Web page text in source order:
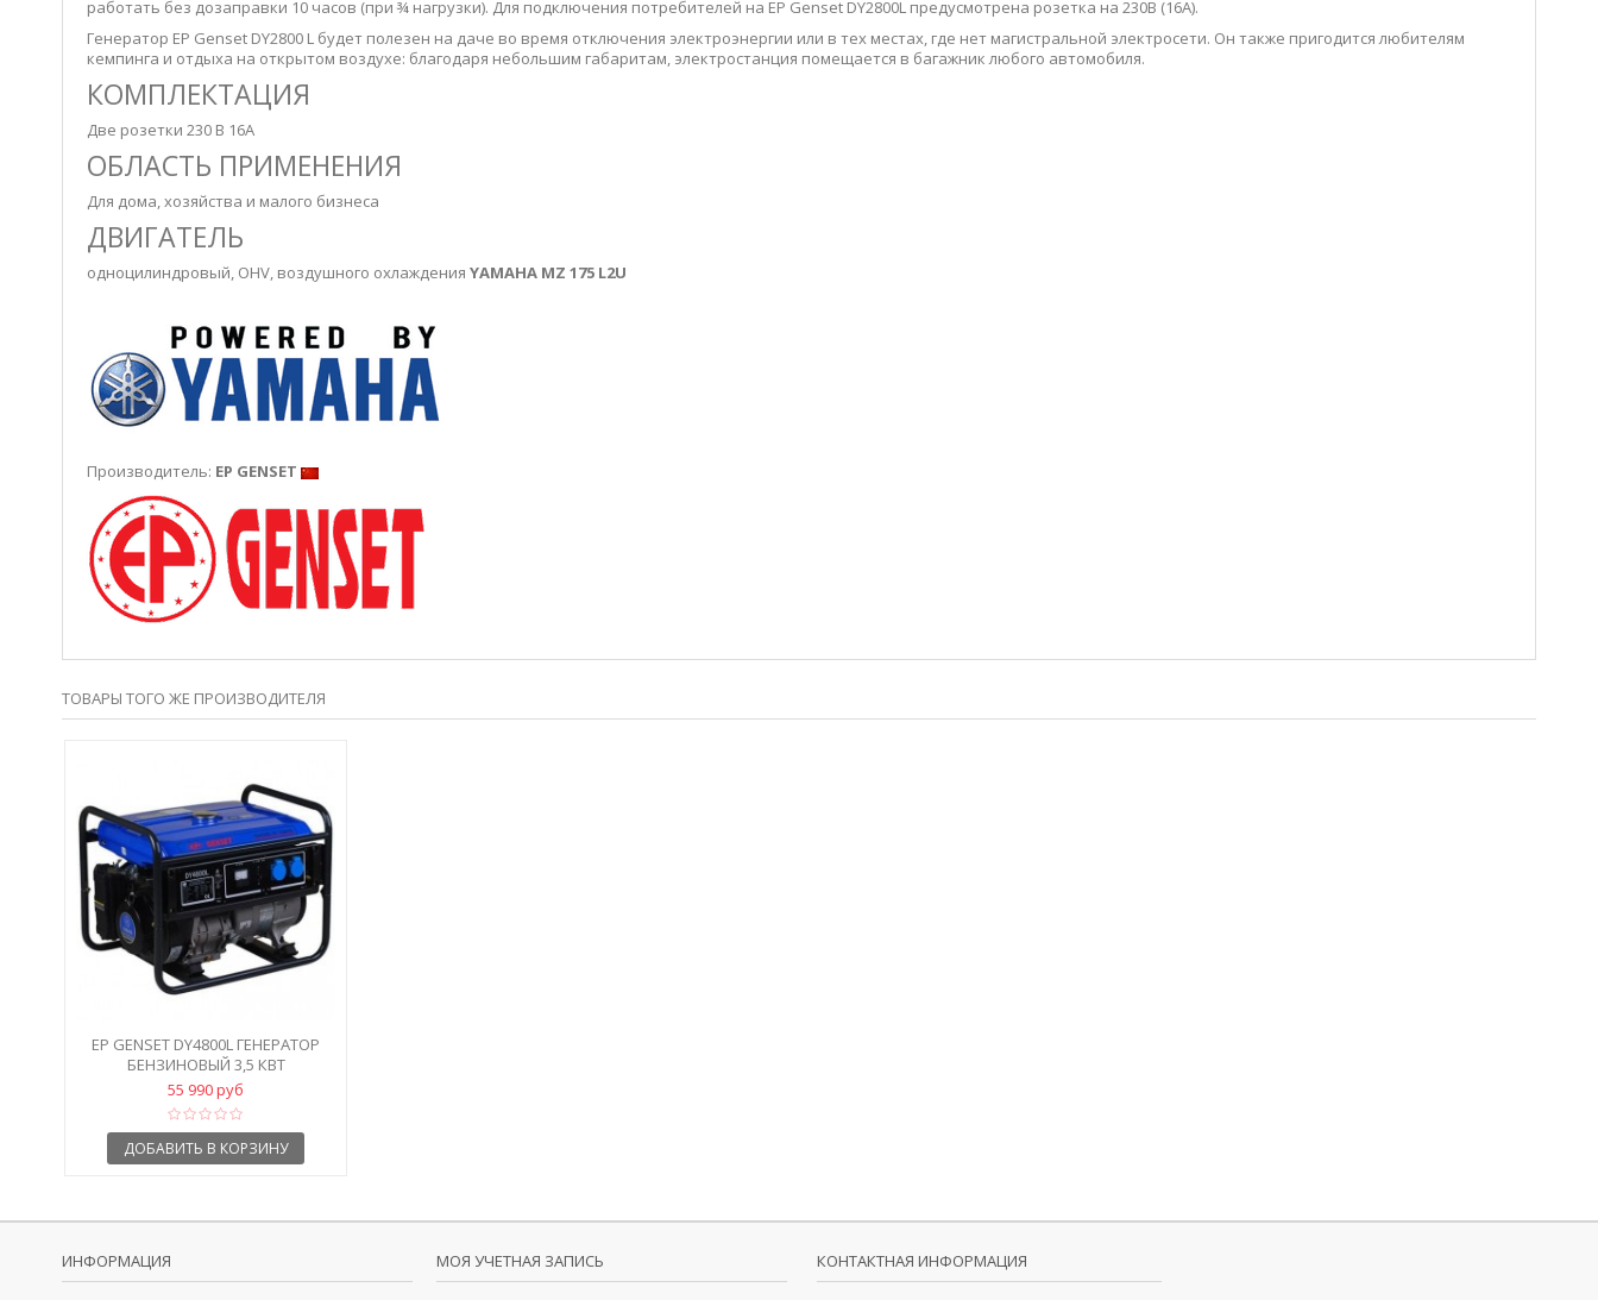
работать без дозаправки 10 часов (при ¾ нагрузки). Для подключения потребителей на EP Genset DY2800L предусмотрена розетка на 230В (16А).
Генератор EP Genset DY2800 L будет полезен на даче во время отключения электроэнергии или в тех местах, где нет магистральной электросети. Он также пригодится любителям
кемпинга и отдыха на открытом воздухе: благодаря небольшим габаритам, электростанция помещается в багажник любого автомобиля.
КОМПЛЕКТАЦИЯ
Две розетки 230 В 16А
ОБЛАСТЬ ПРИМЕНЕНИЯ
Для дома, хозяйства и малого бизнеса
ДВИГАТЕЛЬ
одноцилиндровый, OHV, воздушного охлаждения YAMAHA MZ 175 L2U
Производитель: EP GENSET
ТОВАРЫ ТОГО ЖЕ ПРОИЗВОДИТЕЛЯ
EP GENSET DY4800L ГЕНЕРАТОР
БЕНЗИНОВЫЙ 3,5 КВТ
55 990 руб
ДОБАВИТЬ В КОРЗИНУ
ИНФОРМАЦИЯ МОЯ УЧЕТНАЯ ЗАПИСЬ КОНТАКТНАЯ ИНФОРМАЦИЯ